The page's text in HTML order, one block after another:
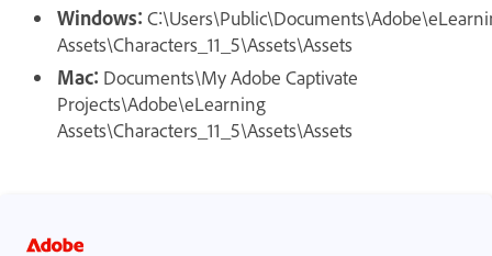
Windows:
Assets\Characters_11_5\Assets\Assets
Mac: Documents\My Adobe Captivate
Projects\Adobe\eLearning
Assets\Characters_11_5\Assets\Assets